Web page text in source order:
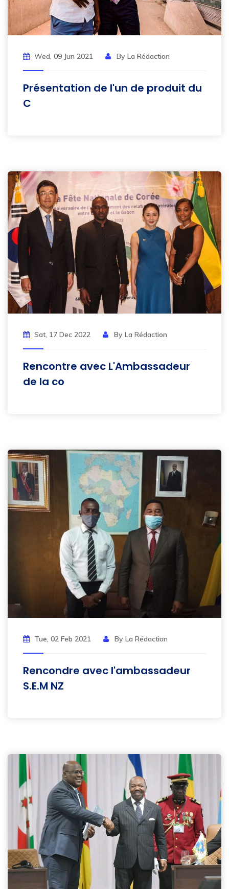
Wed, 09 Jun 2021 By La Rédaction
Présentation de l'un de produit du
C
Sat, 17 Dec 2022 By La Rédaction
Rencontre avec L'Ambassadeur
de la co
Tue, 02 Feb 2021 By La Rédaction
Rencondre avec l'ambassadeur
S.E.M NZ